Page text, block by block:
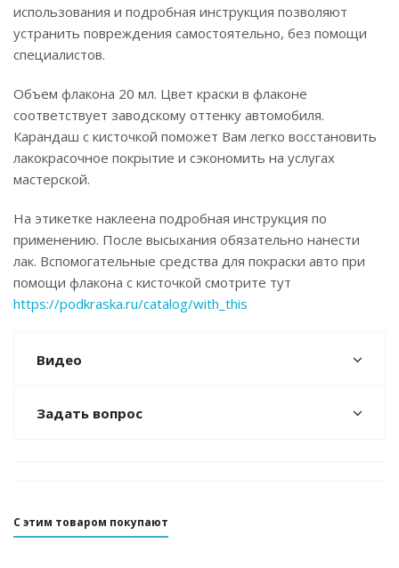
использования и подробная инструкция позволяют
устранить повреждения самостоятельно, без помощи
специалистов.
Объем флакона 20 мл. Цвет краски в флаконе
соответствует заводскому оттенку автомобиля.
Карандаш с кисточкой поможет Вам легко восстановить
лакокрасочное покрытие и сэкономить на услугах
мастерской.
На этикетке наклеена подробная инструкция по
применению. После высыхания обязательно нанести
лак. Вспомогательные средства для покраски авто при
помощи флакона с кисточкой смотрите тут
https://podkraska.ru/catalog/with_this
Видео
Задать вопрос
С этим товаром покупают